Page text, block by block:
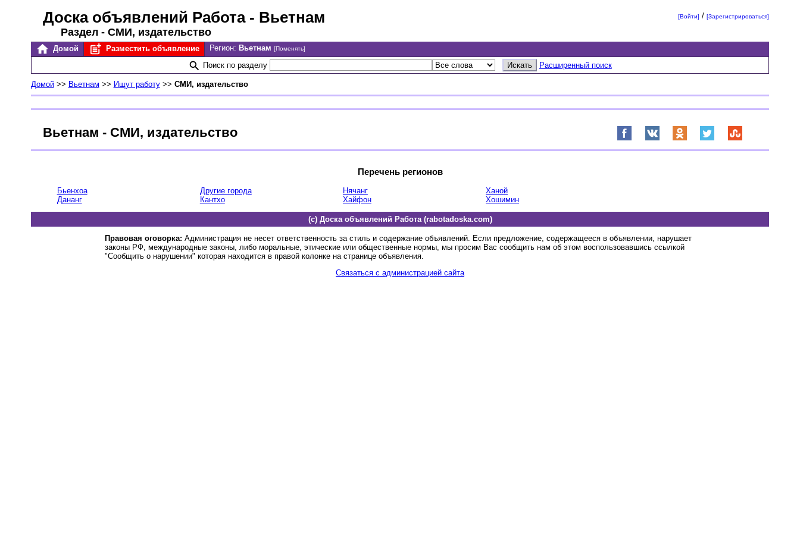
Доска объявлений Работа- Вьетнам
Раздел - СМИ, издательство
[Войти] /[Зарегистрироваться]
Домой Разместить объявление Регион: Вьетнам [Поменять]
Поиск по разделу Расширенный поиск
Домой>> Вьетнам >> Ищут работу>> СМИ, издательство
Вьетнам - СМИ, издательство
Перечень регионов
Бьенхоа
Дананг
Другие города
Кантхо
Нячанг
Хайфон
Ханой
Хошимин
(c) Доска объявлений Работа (rabotadoska.com)
Правовая оговорка: Администрация не несет ответственность за стиль и содержание объявлений. Если предложение, содержащееся в объявлении, нарушает
законы РФ, международные законы, либо моральные, этические или общественные нормы, мы просим Вас сообщить нам об этом воспользовавшись ссылкой
"Сообщить о нарушении" которая находится в правой колонке на странице объявления.
Связаться с администрацией сайта